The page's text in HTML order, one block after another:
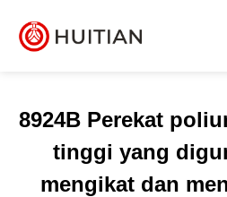
8924B Perekat
tinggi yang
mengikat dan